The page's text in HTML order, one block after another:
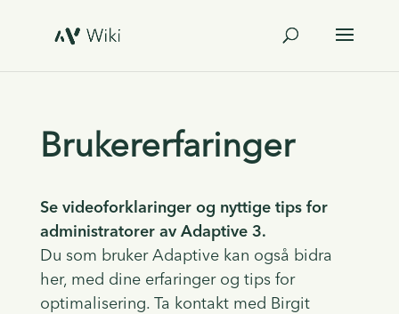
Brukererfaringer
Se videoforklaringer og nyttige tips for
administratorer av Adaptive 3.
Du som bruker Adaptive kan også bidra
her, med dine erfaringer og tips for
optimalisering. Ta kontakt med Birgit